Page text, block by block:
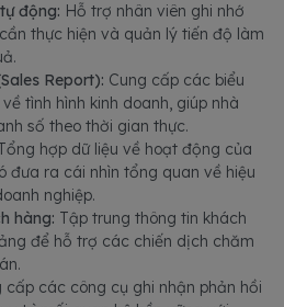
động: Hỗ trợ nhân viên ghi nhớ
thực hiện và quản lý tiến độ làm
Report): Cung cấp các biểu
tình hình kinh doanh, giúp nhà
số theo thời gian thực.
hợp dữ liệu về hoạt động của
đưa ra cái nhìn tổng quan về hiệu
nghiệp.
hàng: Tập trung thông tin khách
để hỗ trợ các chiến dịch chăm
cấp các công cụ ghi nhận phản hồi